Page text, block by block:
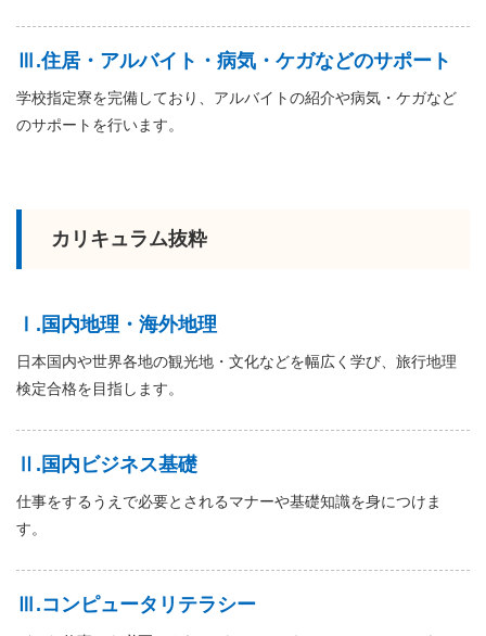
Ⅲ.住居・アルバイト・病気・ケガなどのサポート
学校指定寮を完備しており、アルバイトの紹介や病気・ケガなど
のサポートを行います。
カリキュラム抜粋
Ⅰ.国内地理・海外地理
日本国内や世界各地の観光地・文化などを幅広く学び、旅行地理
検定合格を目指します。
Ⅱ.国内ビジネス基礎
仕事をするうえで必要とされるマナーや基礎知識を身につけま
す。
Ⅲ.コンピュータリテラシー